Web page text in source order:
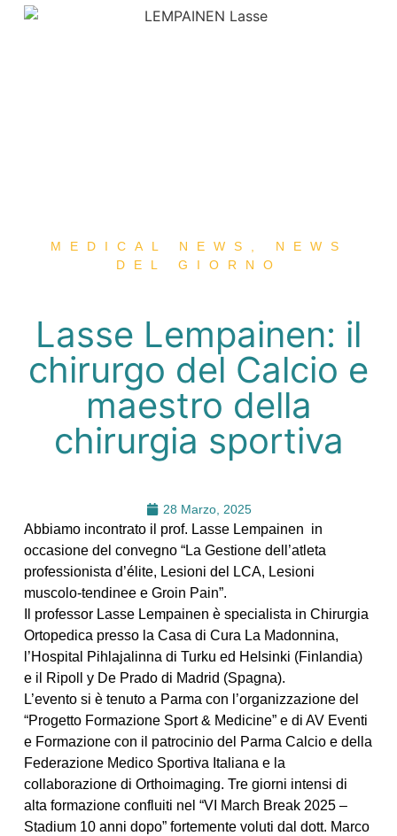
MEDICAL NEWS , NEWS
DEL GIORNO
Lasse Lempainen: il
chirurgo del Calcio e
maestro della
chirurgia sportiva
28 Marzo, 2025
Abbiamo incontrato il prof. Lasse Lempainen in
occasione del convegno “La Gestione dell’atleta
professionista d’élite, Lesioni del LCA, Lesioni
muscolo-tendinee e Groin Pain”.
Il professor Lasse Lempainen è specialista in Chirurgia
Ortopedica presso la Casa di Cura La Madonnina,
l’Hospital Pihlajalinna di Turku ed Helsinki (Finlandia)
e il Ripoll y De Prado di Madrid (Spagna).
L’evento si è tenuto a Parma con l’organizzazione del
“Progetto Formazione Sport & Medicine” e di AV Eventi
e Formazione con il patrocinio del Parma Calcio e della
Federazione Medico Sportiva Italiana e la
collaborazione di Orthoimaging. Tre giorni intensi di
alta formazione confluiti nel “VI March Break 2025 –
Stadium 10 anni dopo” fortemente voluti dal dott. Marco